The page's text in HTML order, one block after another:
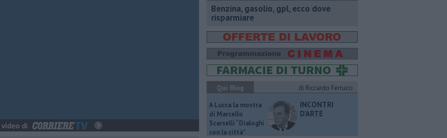
​Benzina, gasolio, gpl, ecco dove
risparmiare
Qui Blog
di Riccardo Ferrucci
A Lucca la mostra
di Marcello
Scarselli “Dialoghi
con la città"
INCONTRI
D'ARTE